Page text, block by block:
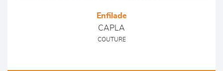
Enfilade
CAPLA
COUTURE